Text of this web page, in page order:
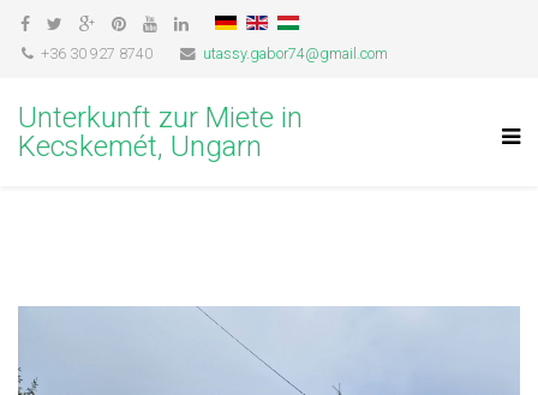
+36 30 927 8740 utassy.gabor74@gmail.com
Unterkunft zur Miete in
Kecskemét, Ungarn